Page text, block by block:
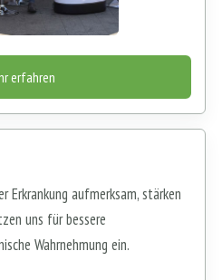
erfahren
Erkrankung aufmerksam, stärken
uns für bessere
Wahrnehmung ein.